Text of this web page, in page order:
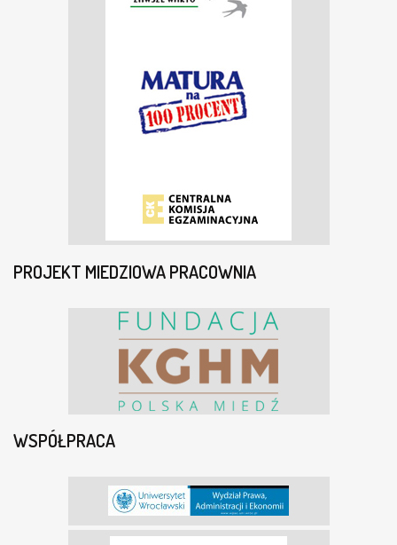
PROJEKT MIEDZIOWA PRACOWNIA
WSPÓŁPRACA